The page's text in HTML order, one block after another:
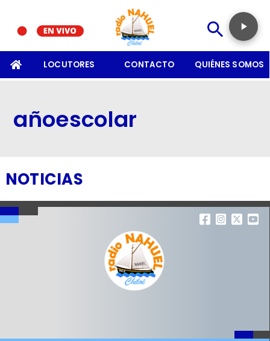
LOCUTORES CONTACTO QUIÉNES SOMOS
añoescolar
NOTICIAS